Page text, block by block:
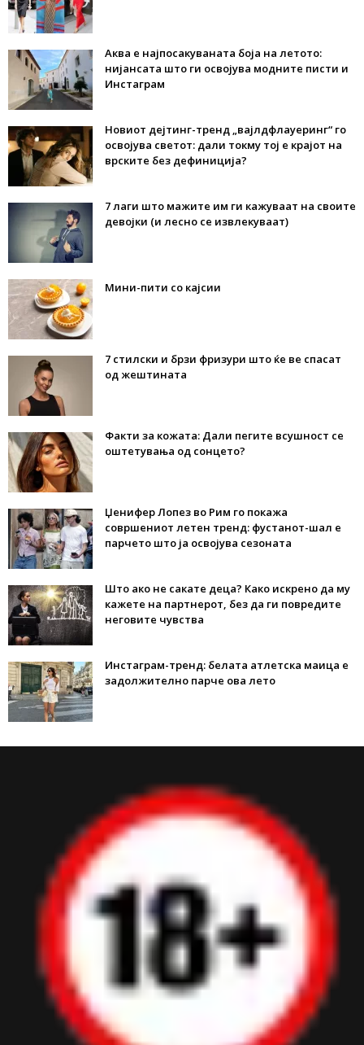
Аква е најпосакуваната боја на летото:
нијансата што ги освојува модните писти и
Инстаграм
Новиот дејтинг-тренд „вајлдфлауеринг“ го
освојува светот: дали токму тој е крајот на
врските без дефиниција?
7 лаги што мажите им ги кажуваат на своите
девојки (и лесно се извлекуваат)
Мини-пити со кајсии
7 стилски и брзи фризури што ќе ве спасат
од жештината
Факти за кожата: Дали пегите всушност се
оштетувања од сонцето?
Џенифер Лопез во Рим го покажа
совршениот летен тренд: фустанот-шал е
парчето што ја освојува сезоната
Што ако не сакате деца? Како искрено да му
кажете на партнерот, без да ги повредите
неговите чувства
Инстаграм-тренд: белата атлетска маица е
задолжително парче ова лето